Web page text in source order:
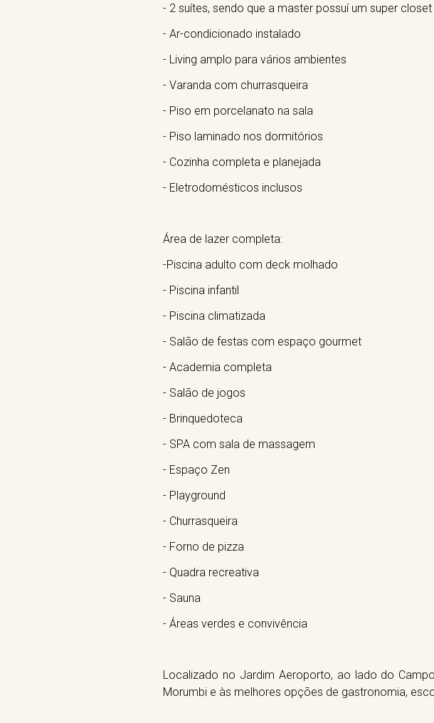
- 2 suítes, sendo que a master possuí um super closet
- Ar-condicionado instalado
- Living amplo para vários ambientes
- Varanda com churrasqueira
- Piso em porcelanato na sala
- Piso laminado nos dormitórios
- Cozinha completa e planejada
- Eletrodomésticos inclusos
Área de lazer completa:
-Piscina adulto com deck molhado
- Piscina infantil
- Piscina climatizada
- Salão de festas com espaço gourmet
- Academia completa
- Salão de jogos
- Brinquedoteca
- SPA com sala de massagem
- Espaço Zen
- Playground
- Churrasqueira
- Forno de pizza
- Quadra recreativa
- Sauna
- Áreas verdes e convivência
Localizado no Jardim Aeroporto, ao lado do
Morumbi e às melhores opções de gastronomia,